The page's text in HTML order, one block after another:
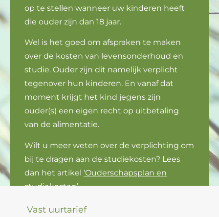
op te stellen wanneer uw kinderen heeft
die ouder zijn dan 18 jaar.
Wel is het goed om afspraken te maken
over de kosten van levensonderhoud en
studie. Ouder zijn dit namelijk verplicht
tegenover hun kinderen. En vanaf dat
moment krijgt het kind jegens zijn
ouder(s) een eigen recht op uitbetaling
van de alimentatie.
Wilt u meer weten over de verplichting om
bij te dragen aan de studiekosten? Lees
dan het artikel ‘Ouderschapsplan en
studiekosten’.
Vast uurtarief